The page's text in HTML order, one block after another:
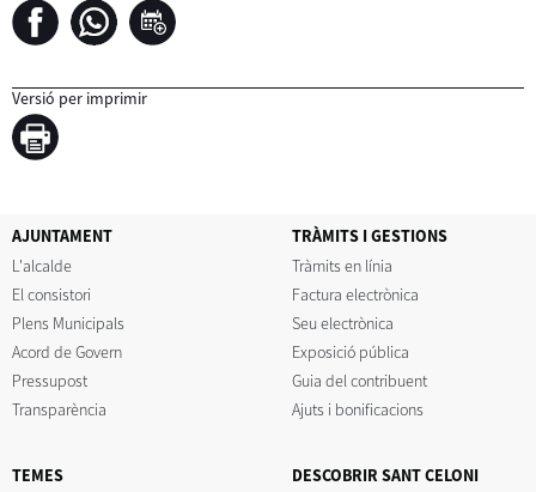
Versió per imprimir
AJUNTAMENT
L'alcalde
El consistori
Plens Municipals
Acord de Govern
Pressupost
Transparència
TRÀMITS I GESTIONS
Tràmits en línia
Factura electrònica
Seu electrònica
Exposició pública
Guia del contribuent
Ajuts i bonificacions
TEMES
DESCOBRIR SANT CELONI